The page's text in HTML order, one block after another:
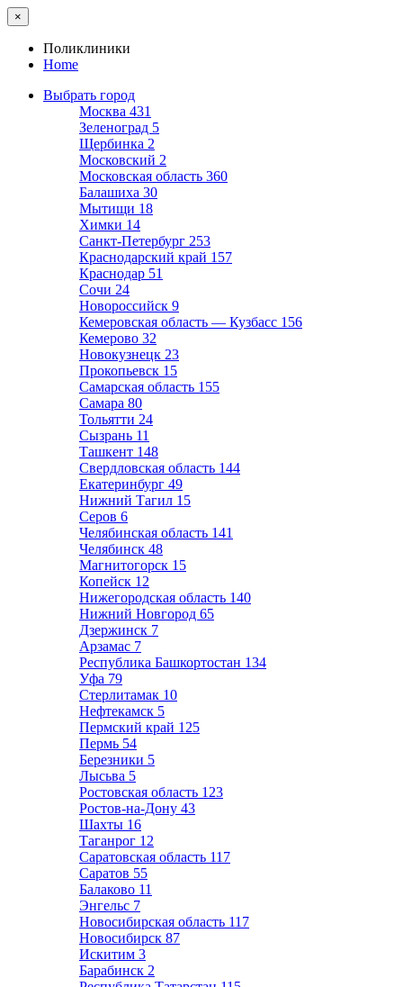
×
Поликлиники
Home
Выбрать город
Москва 431
Зеленоград 5
Щербинка 2
Московский 2
Московская область 360
Балашиха 30
Мытищи 18
Химки 14
Санкт-Петербург 253
Краснодарский край 157
Краснодар 51
Сочи 24
Новороссийск 9
Кемеровская область — Кузбасс 156
Кемерово 32
Новокузнецк 23
Прокопьевск 15
Самарская область 155
Самара 80
Тольятти 24
Сызрань 11
Ташкент 148
Свердловская область 144
Екатеринбург 49
Нижний Тагил 15
Серов 6
Челябинская область 141
Челябинск 48
Магнитогорск 15
Копейск 12
Нижегородская область 140
Нижний Новгород 65
Дзержинск 7
Арзамас 7
Республика Башкортостан 134
Уфа 79
Стерлитамак 10
Нефтекамск 5
Пермский край 125
Пермь 54
Березники 5
Лысьва 5
Ростовская область 123
Ростов-на-Дону 43
Шахты 16
Таганрог 12
Саратовская область 117
Саратов 55
Балаково 11
Энгельс 7
Новосибирская область 117
Новосибирск 87
Искитим 3
Барабинск 2